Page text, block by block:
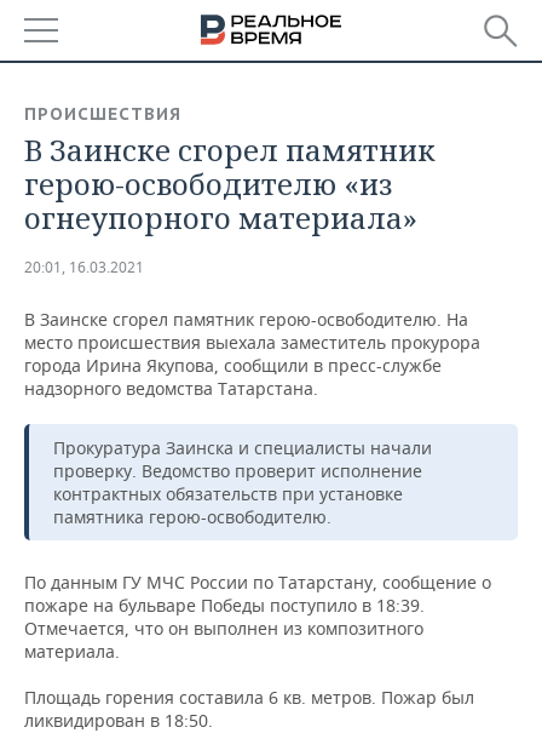
БАШКОРТОСТАН
ТАТАРСТАН
НОВОСТИ
АНАЛИТИКА
ДЕКЛАРАЦИИ О ДОХОДАХ
КОРОЛИ ГОСЗАКАЗА ПФО
ВУЗЫ ТАТАРСТАНА
КОМУ ПРИНАДЛЕЖАТ
ТОРГОВЫЕ ЦЕНТРЫ
ТАТАРСТАНА
НОВОСТИ ЭКОНОМИКИ
ФИНАНСЫ
БАНКИ
БЮДЖЕТ
ПРОМЫШЛЕННОСТЬ
НОВОСТИ
ПРОМЫШЛЕННОСТИ
АГРОПРОМ
МАШИНОСТРОЕНИЕ
НЕФТЬ
ОПК
ЭНЕРГЕТИКА
НЕДВИЖИМОСТЬ
НОВОСТИ НЕДВИЖИМОСТИ
АВТО
НОВОСТИ АВТО
БИЗНЕС
НОВОСТИ БИЗНЕСА
РОЗНИЧНАЯ ТОРГОВЛЯ
ТРАНСПОРТ
УСЛУГИ
ТЕХНОЛОГИИ
НОВОСТИ ТЕХНОЛОГИЙ
IT
МЕДИА
МЕРОПРИЯТИЯ
НОВОСТИ МЕРОПРИЯТИЙ
ВЫЕЗДНАЯ РЕДАКЦИЯ
СПОРТ
НОВОСТИ СПОРТА
ОБЩЕСТВО
ПРОИСШЕСТВИЯ
В Заинске сгорел памятник
герою-освободителю «из
огнеупорного материала»
20:01, 16.03.2021
В Заинске сгорел памятник герою-освободителю. На
место происшествия выехала заместитель прокурора
города Ирина Якупова, сообщили в пресс-службе
надзорного ведомства Татарстана.
Прокуратура Заинска и специалисты начали
проверку. Ведомство проверит исполнение
контрактных обязательств при установке
памятника герою-освободителю.
По данным ГУ МЧС России по Татарстану, сообщение о
пожаре на бульваре Победы поступило в 18:39.
Отмечается, что он выполнен из композитного
материала.
Площадь горения составила 6 кв. метров. Пожар был
ликвидирован в 18:50.